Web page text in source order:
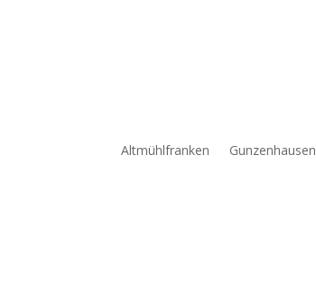
Altmühlfranken Gunzenhausen